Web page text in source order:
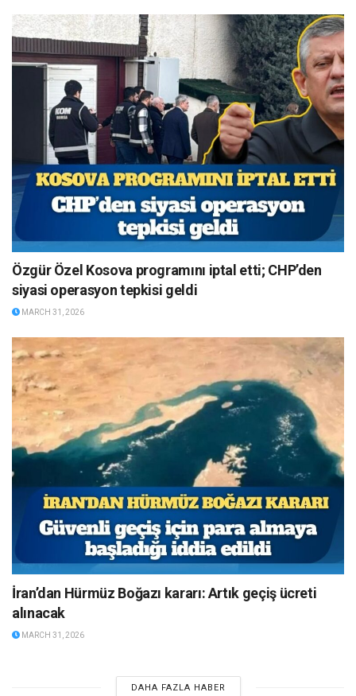
Özgür Özel Kosova programını iptal etti; CHP’den
siyasi operasyon tepkisi geldi
MARCH 31, 2026
İran’dan Hürmüz Boğazı kararı: Artık geçiş ücreti
alınacak
MARCH 31, 2026
DAHA FAZLA HABER